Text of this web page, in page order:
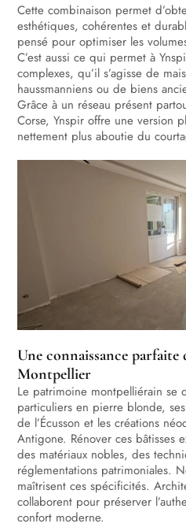
Cette combinaison permet
esthétiques, cohérentes et
pensé pour optimiser les
C’est aussi ce qui permet à
complexes, qu’il s’agisse de
haussmanniens ou de biens
Grâce à un réseau présent
Corse, Ynspir offre une version
nettement plus aboutie du
Une connaissance parfaite
Montpellier
Le patrimoine montpelliérain se
particuliers en pierre blonde,
de l’Écusson et les créations
Antigone. Rénover ces bâtisses
des matériaux nobles, des
réglementations patrimoniales.
maîtrisent ces spécificités.
collaborent pour préserver
confort moderne.